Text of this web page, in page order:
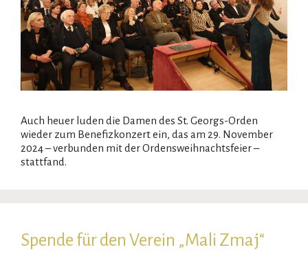
Auch heuer luden die Damen des St. Georgs-Orden
wieder zum Benefizkonzert ein, das am 29. November
2024 – verbunden mit der Ordensweihnachtsfeier –
stattfand.
Spende für den Verein „Mali Zmaj“